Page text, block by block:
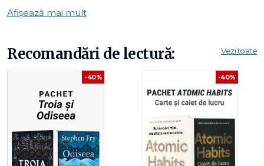
influențează gândirea, comportamentul și societatea.
Un pachet lucid și actual, despre cum înțelegem
Înțelege mai bine comportamentele umane și dinamica
Un pachet despre luciditate, spirit critic și
responsabilitate.
Afișează mai mult
Recomandări de lectură: Vezi toate
-40% -40%